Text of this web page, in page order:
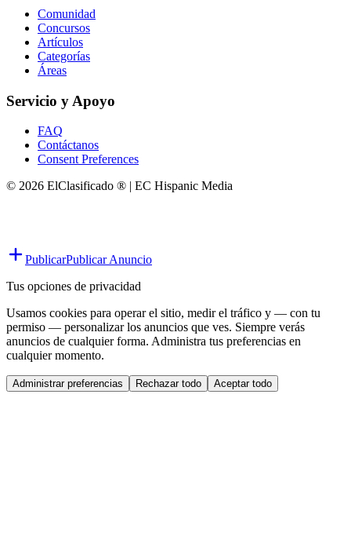
Comunidad
Concursos
Artículos
Categorías
Áreas
Servicio y Apoyo
FAQ
Contáctanos
Consent Preferences
© 2026 ElClasificado ® | EC Hispanic Media
PublicarPublicar Anuncio
Tus opciones de privacidad
Usamos cookies para operar el sitio, medir el tráfico y — con tu
permiso — personalizar los anuncios que ves. Siempre verás
anuncios de cualquier forma. Administra tus preferencias en
cualquier momento.
Administrar preferencias Rechazar todo Aceptar todo